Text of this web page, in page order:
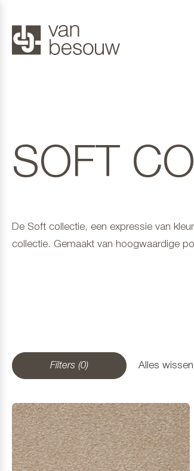
SOFT
De Soft collectie, een expressie van
collectie. Gemaakt van hoogwaardige
Filters (0) Alles wissen